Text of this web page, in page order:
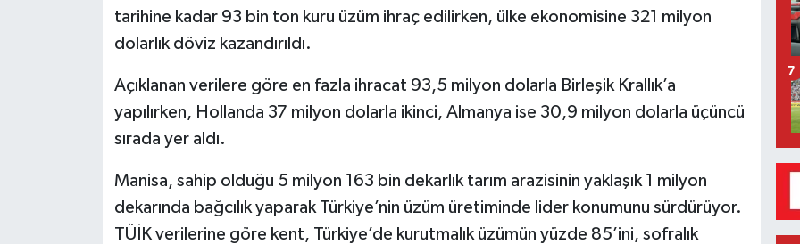
tarihine kadar 93 bin ton kuru üzüm ihraç edilirken, ülke ekonomisine 321 milyon
dolarlık döviz kazandırıldı.
Açıklanan verilere göre en fazla ihracat 93,5 milyon dolarla Birleşik Krallık’a
yapılırken, Hollanda 37 milyon dolarla ikinci, Almanya ise 30,9 milyon dolarla üçüncü
sırada yer aldı.
Manisa, sahip olduğu 5 milyon 163 bin dekarlık tarım arazisinin yaklaşık 1 milyon
dekarında bağcılık yaparak Türkiye’nin üzüm üretiminde lider konumunu sürdürüyor.
TÜİK verilerine göre kent, Türkiye’de kurutmalık üzümün yüzde 85’ini, sofralık
7